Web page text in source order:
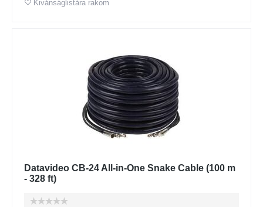
Kivánságlistára rakom
Datavideo CB-24 All-in-One Snake Cable (100 m
- 328 ft)